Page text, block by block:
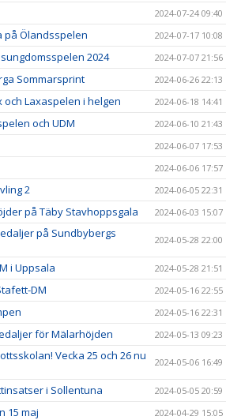
2024-07-24 09:40
på Ölandsspelen 2024-07-17 10:08
2024 2024-07-07 21:56
Sommarsprint 2024-06-26 22:13
och Laxaspelen i helgen 2024-06-18 14:41
och UDM 2024-06-10 21:43
2024-06-07 17:53
2024-06-06 17:57
2 2024-06-05 22:31
på Täby Stavhoppsgala 2024-06-03 15:07
på Sundbybergs
2024-05-28 22:00
i Uppsala 2024-05-28 21:51
DM 2024-05-16 22:55
2024-05-16 22:31
för Mälarhöjden 2024-05-13 09:23
Vecka 25 och 26 nu
2024-05-06 16:49
i Sollentuna 2024-05-05 20:59
15 maj 2024-04-29 15:05